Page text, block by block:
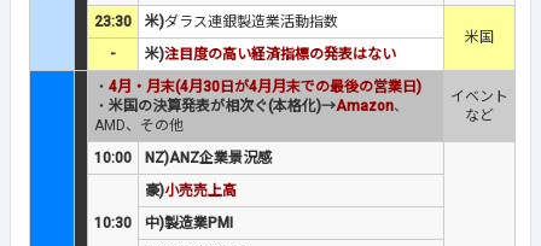
23:30
米)ダラス連銀製造業活動指数
米国
-
米)注目度の高い経済指標の発表はない
・ 4月・月末(4月30日が4月月末での最後の営業日)
・ 米国の決算発表が相次ぐ(本格化)→Amazon、
AMD、その他
イベント
など
10:00 NZ)ANZ企業景況感
10:30
豪)小売売上高
中)製造業PMI